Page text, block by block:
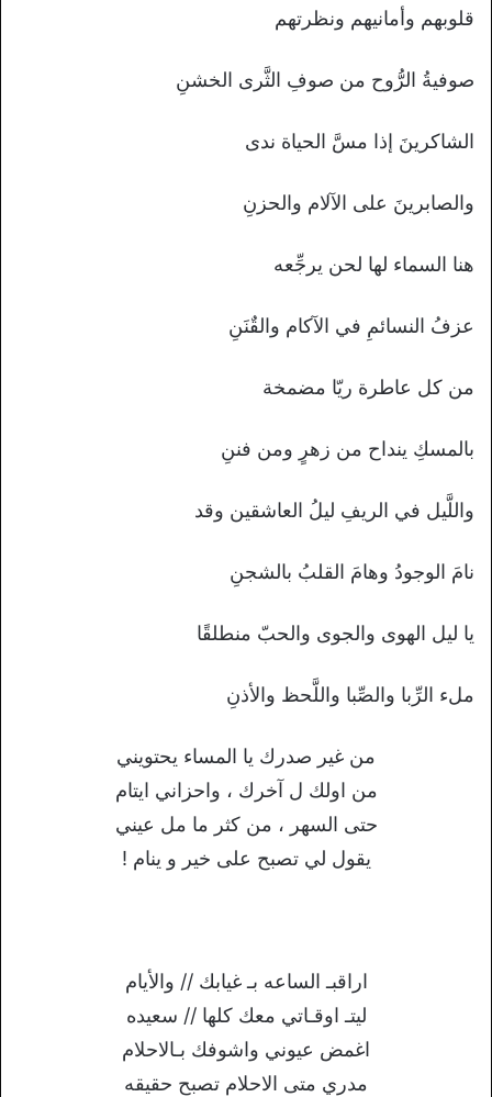
قلوبهم وأمانيهم ونظرتهم
صوفيةُ الرُّوح من صوفِ الثَّرى الخشنِ
الشاكرينَ إذا مسَّ الحياة ندى
والصابرينَ على الآلام والحزنِ
هنا السماء لها لحن يرجِّعه
عزفُ النسائمِ في الآكام والقٌنَنِ
من كل عاطرة ريّا مضمخة
بالمسكِ ينداح من زهرٍ ومن فننِ
واللَّيل في الريفِ ليلُ العاشقين وقد
نامَ الوجودُ وهامَ القلبُ بالشجنِ
يا ليل الهوى والجوى والحبّ منطلقًا
ملء الرِّبا والصِّبا واللَّحظ والأذنِ
من غير صدرك يا المساء يحتويني
من اولك ل آخرك ، واحزاني ايتام
حتى السهر ، من كثر ما مل عيني
يقول لي تصبح على خير و ينام !
اراقبـ الساعه بـ غيابك // والأيام
ليتـ اوقـاتي معك كلها // سعيده
اغمض عيوني واشوفك بـالاحلام
مدري متى الاحلام تصبح حقيقه